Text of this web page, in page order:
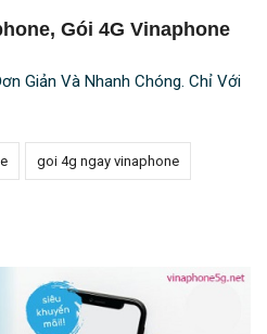
Gói 4G Vinaphone
Giản Và Nhanh Chóng. Chỉ Với
goi 4g ngay vinaphone